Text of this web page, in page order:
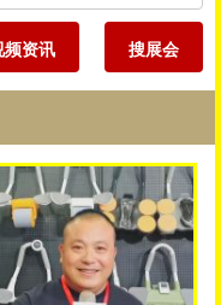
频资讯 搜展会